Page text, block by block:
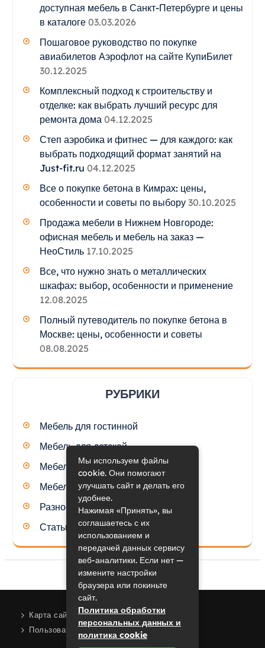
доступная мебель в Санкт-Петербурге и цены
в каталоге 03.03.2026
Пошаговое руководство по покупке
авиабилетов Аэрофлот на сайте КупиБилет
30.12.2025
Комплексный подход к строительству и
отделке: как выбрать лучший ресурс для
ремонта дома 04.12.2025
Степ аэробика и фитнес — для каждого: как
выбрать подходящий формат занятий на
Just-fit.ru 04.12.2025
Все о покупке бетона в Кимрах: цены,
особенности и советы по выбору 30.10.2025
Продажа мебели в Нижнем Новгороде:
офисная мебель и мебель на заказ —
НеоСтиль 17.10.2025
Все, что нужно знать о металлических
шкафах: выбор, особенности и применение
12.08.2025
Полный путеводитель по покупке бетона в
Москве: цены, особенности и советы
08.08.2025
РУБРИКИ
Мебель для гостинной
Мебель для детской
Мебель для кухни
Мебель для спальни
Разное
Статьи
Карта сайта
Пользовательское соглашение
Мы используем файлы
cookie. Они помогают
улучшать сайт и делать его
удобнее.
Нажимая «Принять», вы
соглашаетесь с их
использованием и
передачей данных сервису
веб-аналитики. Если нет —
измените настройки
браузера или покиньте
сайт.
Политика обработки
персональных данных и
политика cookie